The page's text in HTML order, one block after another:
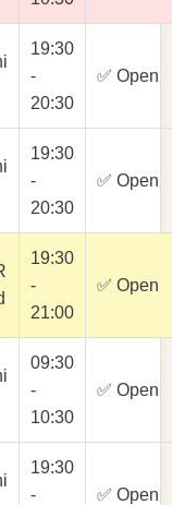
19:30
-
20:30
✅ Open
19:30
-
20:30
✅ Open
19:30
-
21:00
✅ Open
09:30
-
10:30
✅ Open
19:30
-
✅ Open